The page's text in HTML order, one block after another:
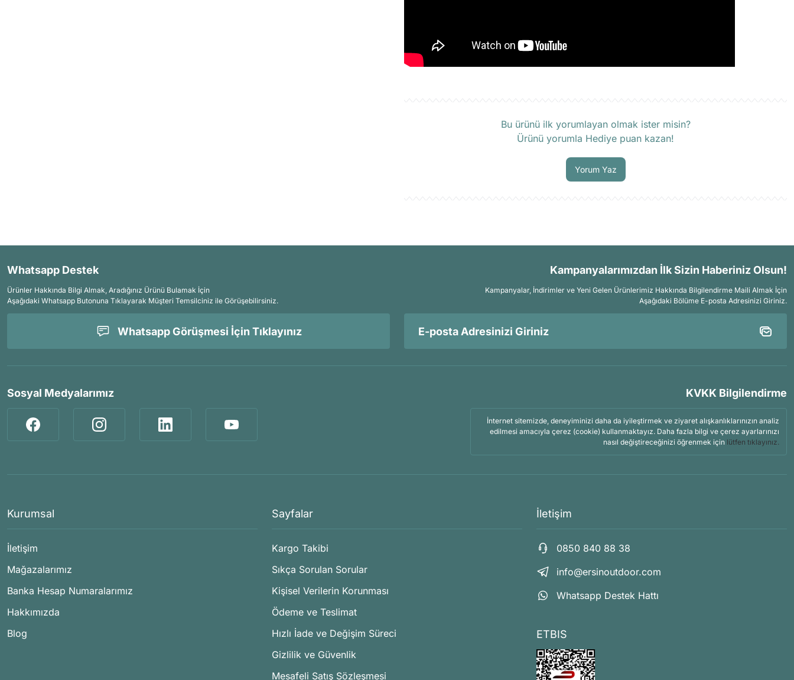
Bu ürünü ilk yorumlayan olmak ister misin?
Ürünü yorumla Hediye puan kazan!
Yorum Yaz
Whatsapp Destek
Ürünler Hakkında Bilgi Almak, Aradığınız Ürünü Bulamak İçin
Aşağıdaki Whatsapp Butonuna Tıklayarak Müşteri Temsilciniz ile Görüşebilirsiniz.
Whatsapp Görüşmesi İçin Tıklayınız
Kampanyalarımızdan İlk Sizin Haberiniz Olsun!
Kampanyalar, İndirimler ve Yeni Gelen Ürünlerimiz Hakkında Bilgilendirme Maili Almak İçin
Aşağıdaki Bölüme E-posta Adresinizi Giriniz.
Sosyal Medyalarımız KVKK Bilgilendirme
İnternet sitemizde, deneyiminizi daha da iyileştirmek ve ziyaret alışkanlıklarınızın analiz
edilmesi amacıyla çerez (cookie) kullanmaktayız. Daha fazla bilgi ve çerez ayarlarınızı
nasıl değiştireceğinizi öğrenmek için lütfen tıklayınız.
Kurumsal
İletişim
Mağazalarımız
Banka Hesap Numaralarımız
Hakkımızda
Blog
Sayfalar
Kargo Takibi
Sıkça Sorulan Sorular
Kişisel Verilerin Korunması
Ödeme ve Teslimat
Hızlı İade ve Değişim Süreci
Gizlilik ve Güvenlik
Mesafeli Satış Sözleşmesi
İletişim
0850 840 88 38
info@ersinoutdoor.com
Whatsapp Destek Hattı
ETBIS